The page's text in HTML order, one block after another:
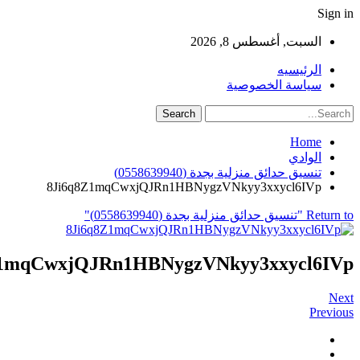
Sign in
السبت, أغسطس 8, 2026
الرئيسيه
سياسة الخصوصية
Home
الوادي
تنسيق حدائق منزلية بجدة (0558639940)
8Ji6q8Z1mqCwxjQJRn1HBNygzVNkyy3xxycl6IVp
Return to "تنسيق حدائق منزلية بجدة (0558639940)"
Next
Previous